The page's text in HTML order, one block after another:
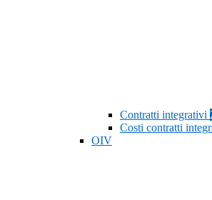
Contratti integrativi
Costi contratti
OIV